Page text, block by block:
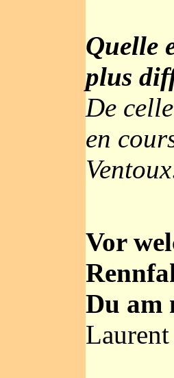
Quelle
plus
De
en
Ventoux
Vor
Du am